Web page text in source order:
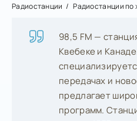
Радиостанции Радиостанции по
98,5 FM —
Квебеке и
передачах и
предлагает
программ.